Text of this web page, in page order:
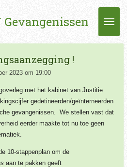
Gevangenissen
!
2023 om 19:00
met het kabinet van Justitie
gedetineerden/geïnterneerden
gevangenissen. We stellen vast dat
eerder maakte tot nu toe geen
10-stappenplan om de
aan te pakken geeft